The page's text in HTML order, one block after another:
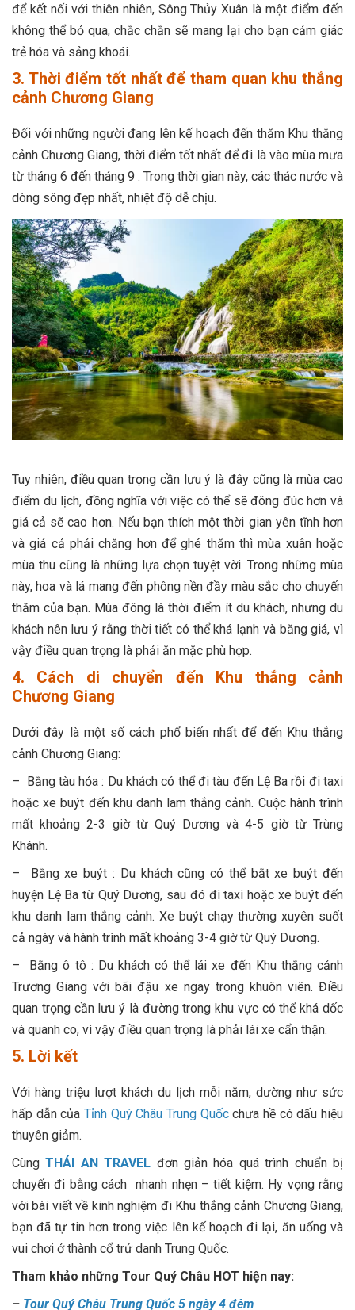
để kết nối với thiên nhiên, Sông Thủy Xuân là một điểm đến
không thể bỏ qua, chắc chắn sẽ mang lại cho bạn cảm giác
trẻ hóa và sảng khoái.
3. Thời điểm tốt nhất để tham quan khu thắng
cảnh Chương Giang
Đối với những người đang lên kế hoạch đến thăm Khu thắng
cảnh Chương Giang, thời điểm tốt nhất để đi là vào mùa mưa
từ tháng 6 đến tháng 9 . Trong thời gian này, các thác nước và
dòng sông đẹp nhất, nhiệt độ dễ chịu.
Tuy nhiên, điều quan trọng cần lưu ý là đây cũng là mùa cao
điểm du lịch, đồng nghĩa với việc có thể sẽ đông đúc hơn và
giá cả sẽ cao hơn. Nếu bạn thích một thời gian yên tĩnh hơn
và giá cả phải chăng hơn để ghé thăm thì mùa xuân hoặc
mùa thu cũng là những lựa chọn tuyệt vời. Trong những mùa
này, hoa và lá mang đến phông nền đầy màu sắc cho chuyến
thăm của bạn. Mùa đông là thời điểm ít du khách, nhưng du
khách nên lưu ý rằng thời tiết có thể khá lạnh và băng giá, vì
vậy điều quan trọng là phải ăn mặc phù hợp.
4. Cách di chuyển đến Khu thắng cảnh
Chương Giang
Dưới đây là một số cách phổ biến nhất để đến Khu thắng
cảnh Chương Giang:
– Bằng tàu hỏa : Du khách có thể đi tàu đến Lệ Ba rồi đi taxi
hoặc xe buýt đến khu danh lam thắng cảnh. Cuộc hành trình
mất khoảng 2-3 giờ từ Quý Dương và 4-5 giờ từ Trùng
Khánh.
– Bằng xe buýt : Du khách cũng có thể bắt xe buýt đến
huyện Lệ Ba từ Quý Dương, sau đó đi taxi hoặc xe buýt đến
khu danh lam thắng cảnh. Xe buýt chạy thường xuyên suốt
cả ngày và hành trình mất khoảng 3-4 giờ từ Quý Dương.
– Bằng ô tô : Du khách có thể lái xe đến Khu thắng cảnh
Trương Giang với bãi đậu xe ngay trong khuôn viên. Điều
quan trọng cần lưu ý là đường trong khu vực có thể khá dốc
và quanh co, vì vậy điều quan trọng là phải lái xe cẩn thận.
5. Lời kết
Với hàng triệu lượt khách du lịch mỗi năm, dường như sức
hấp dẫn của Tỉnh Quý Châu Trung Quốcchưa hề có dấu hiệu
thuyên giảm.
CùngTHÁI AN TRAVEL đơn giản hóa quá trình chuẩn bị
chuyến đi bằng cách nhanh nhẹn – tiết kiệm. Hy vọng rằng
với bài viết về kinh nghiệm đi Khu thắng cảnh Chương Giang,
bạn đã tự tin hơn trong việc lên kế hoạch đi lại, ăn uống và
vui chơi ở thành cổ trứ danh Trung Quốc.
Tham khảo những Tour Quý Châu HOT hiện nay:
– Tour Quý Châu Trung Quốc 5 ngày 4 đêm